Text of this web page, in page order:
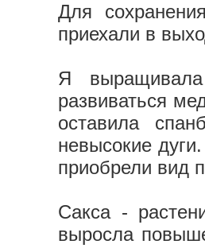
Для
приехали в
Я
развиваться
оставила
невысокие
приобрели вид
Сакса -
выросла